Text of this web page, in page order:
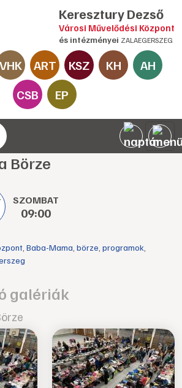
Keresztury Dezső
Városi Művelődési Központ
és intézményei ZALAEGERSZEG
VHK ART KSZ KH
AH
CSB
EP
Börze
SZOMBAT
09:00
Baba-Mama börze programok
galériák